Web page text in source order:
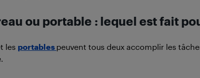
ou portable : lequel est fait
les portables peuvent tous deux accomplir les